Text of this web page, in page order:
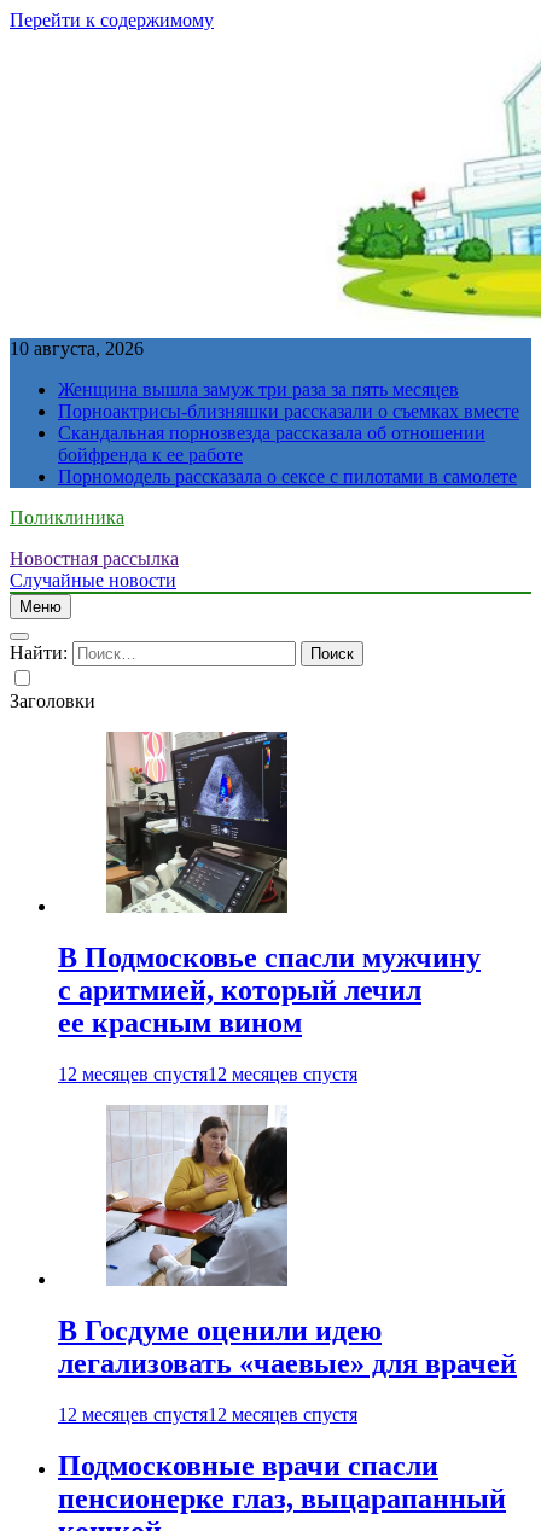
Перейти к содержимому
10 августа, 2026
Женщина вышла замуж три раза за пять месяцев
Порноактрисы-близняшки рассказали о съемках вместе
Скандальная порнозвезда рассказала об отношении
бойфренда к ее работе
Порномодель рассказала о сексе с пилотами в самолете
Поликлиника
Новостная рассылка
Случайные новости
Меню
Найти:
Заголовки
В Подмосковье спасли мужчину
с аритмией, который лечил
ее красным вином
12 месяцев спустя12 месяцев спустя
В Госдуме оценили идею
легализовать «чаевые» для врачей
12 месяцев спустя12 месяцев спустя
Подмосковные врачи спасли
пенсионерке глаз, выцарапанный